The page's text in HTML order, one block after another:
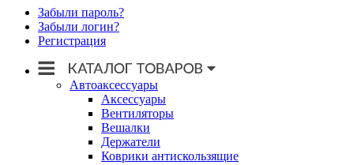
Забыли пароль?
Забыли логин?
Регистрация
Автоаксессуары
Аксессуары
Вентиляторы
Вешалки
Держатели
Коврики антискользящие